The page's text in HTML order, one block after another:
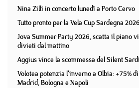
Nina Zilli in concerto lunedì a Porto Cervo
Tutto pronto per la Vela Cup Sardegna
Jova Summer Party 2026, scatta il piano
divieti dal mattino
Aggius vince la scommessa del Silent
Volotea potenzia l'inverno a Olbia: +75%
Madrid, Bologna e Napoli